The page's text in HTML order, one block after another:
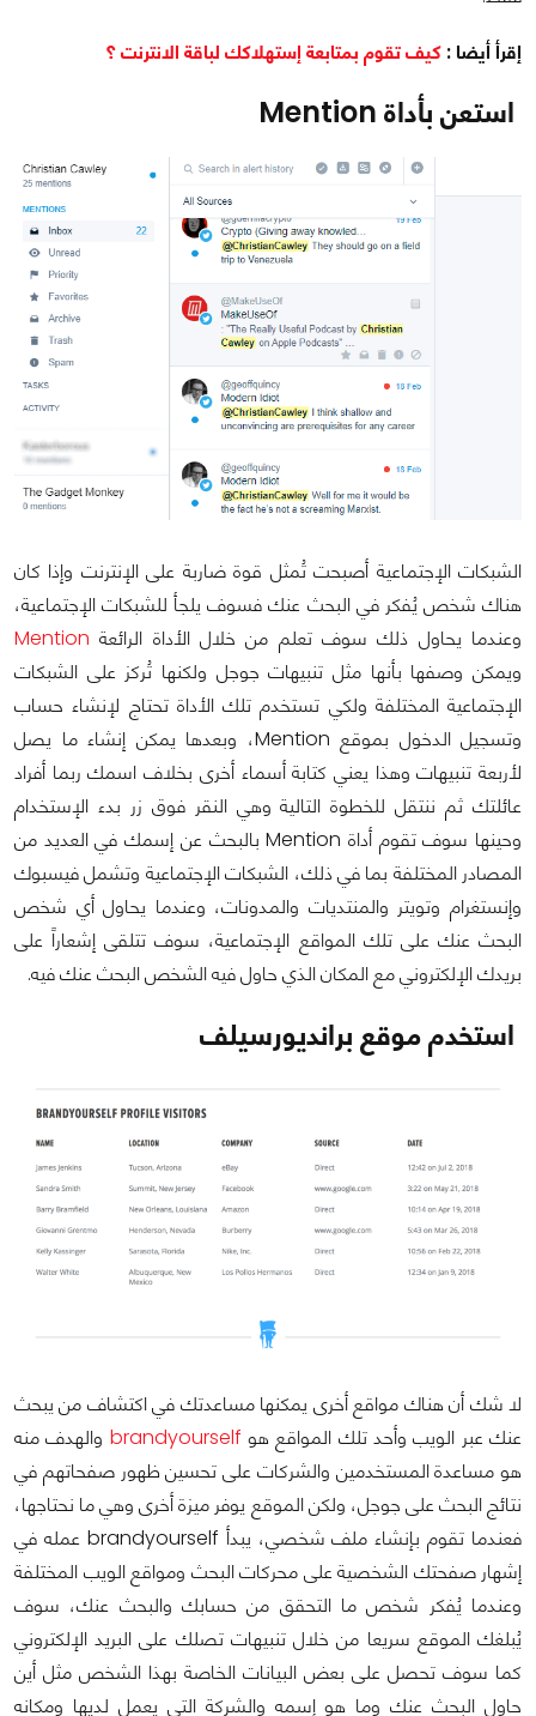
إقرأ أيضا : كيف تقوم بمتابعة إستهلاكك لباقة الانترنت ؟
استعن بأداة Mention
الشبكات الإجتماعية أصبحت تُمثل قوة ضاربة على الإنترنت وإذا كان
هناك شخص يُفكر في البحث عنك فسوف يلجأ للشبكات الإجتماعية،
وعندما يحاول ذلك سوف تعلم من خلال الأداة الرائعة Mention
ويمكن وصفها بأنها مثل تنبيهات جوجل ولكنها تُركز على الشبكات
الإجتماعية المختلفة ولكي تستخدم تلك الأداة تحتاج لإنشاء حساب
وتسجيل الدخول بموقع Mention، وبعدها يمكن إنشاء ما يصل
لأربعة تنبيهات وهذا يعني كتابة أسماء أخرى بخلاف اسمك ربما أفراد
عائلتك ثم ننتقل للخطوة التالية وهي النقر فوق زر بدء الإستخدام
وحينها سوف تقوم أداة Mention بالبحث عن إسمك في العديد من
المصادر المختلفة بما في ذلك، الشبكات الإجتماعية وتشمل فيسبوك
وإنستغرام وتويتر والمنتديات والمدونات، وعندما يحاول أي شخص
البحث عنك على تلك المواقع الإجتماعية، سوف تتلقى إشعاراً على
بريدك الإلكتروني مع المكان الذي حاول فيه الشخص البحث عنك فيه.
استخدم موقع برانديورسيلف
لا شك أن هناك مواقع أخرى يمكنها مساعدتك في اكتشاف من يبحث
عنك عبر الويب وأحد تلك المواقع هو brandyourself والهدف منه
هو مساعدة المستخدمين والشركات على تحسين ظهور صفحاتهم في
نتائج البحث على جوجل، ولكن الموقع يوفر ميزة أخرى وهي ما نحتاجها،
فعندما تقوم بإنشاء ملف شخصي، يبدأ brandyourself عمله في
إشهار صفحتك الشخصية على محركات البحث ومواقع الويب المختلفة
وعندما يُفكر شخص ما التحقق من حسابك والبحث عنك، سوف
يُبلغك الموقع سريعا من خلال تنبيهات تصلك على البريد الإلكتروني
كما سوف تحصل على بعض البيانات الخاصة بهذا الشخص مثل أين
حاول البحث عنك وما هو إسمه والشركة التي يعمل لديها ومكانه